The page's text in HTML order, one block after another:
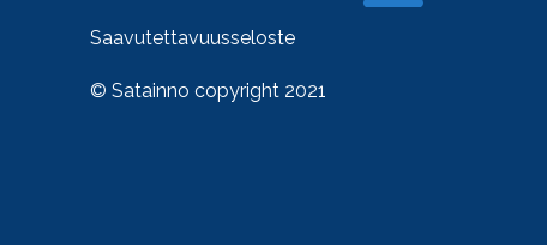
Saavutettavuusseloste
© Satainno copyright 2021